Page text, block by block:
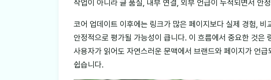
작업이 아니라 글 품질, 내부 연결, 외부 언급이 누적되면서 안
코어 업데이트 이후에는 링크가 많은 페이지보다 실제 경험,
안정적으로 평가될 가능성이 큽니다. 이 흐름에서 중요한 것은
사용자가 읽어도 자연스러운 문맥에서 브랜드와 페이지가 언
쉽습니다.